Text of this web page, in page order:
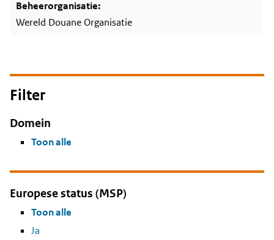
Wereld Douane Organisatie
Filter
Domein
Toon alle
Europese status (MSP)
Toon alle
Ja